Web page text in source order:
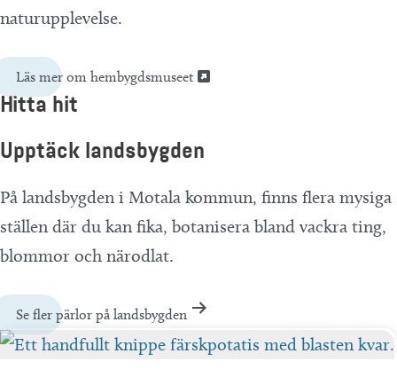
naturupplevelse.
Läs mer om hembygdsmuseet
Hitta hit
Upptäck landsbygden
På landsbygden i Motala kommun, finns flera mysiga
ställen där du kan fika, botanisera bland vackra ting,
blommor och närodlat.
Se fler pärlor på landsbygden